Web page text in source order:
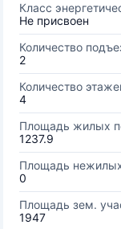
Класс
Не присвоен
Количество
2
Количество
4
Площадь жилых
1237.9
Площадь
0
Площадь зем.
1947